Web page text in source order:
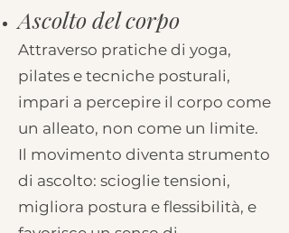
Ascolto del corpo
Attraverso pratiche di yoga,
pilates e tecniche posturali,
impari a percepire il corpo come
un alleato, non come un limite.
Il movimento diventa strumento
di ascolto: scioglie tensioni,
migliora postura e flessibilità, e